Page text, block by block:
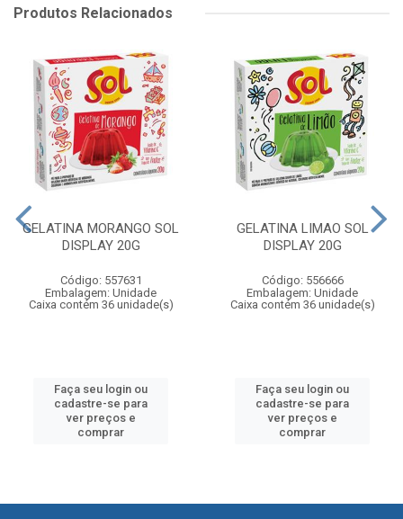
Produtos Relacionados
GELATINA MORANGO SOL
DISPLAY 20G
Código: 557631
Embalagem: Unidade
Caixa contém 36 unidade(s)
Faça seu login ou
cadastre-se para
ver preços e
comprar
GELATINA LIMAO SOL
DISPLAY 20G
Código: 556666
Embalagem: Unidade
Caixa contém 36 unidade(s)
Faça seu login ou
cadastre-se para
ver preços e
comprar